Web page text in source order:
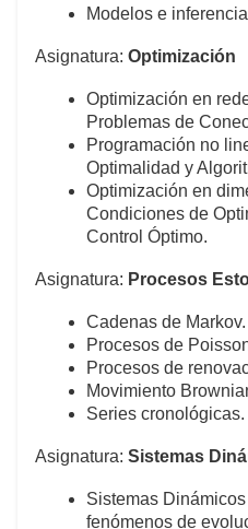
Modelos e
Asignatura: Optimización
Optimización en
Problemas de
Programación no
Optimalidad y
Optimización en
Condiciones de
Control Óptimo.
Asignatura: Procesos
Cadenas de Markov.
Procesos de
Procesos de
Movimiento
Series cronológicas.
Asignatura: Sistemas
Sistemas
fenómenos de